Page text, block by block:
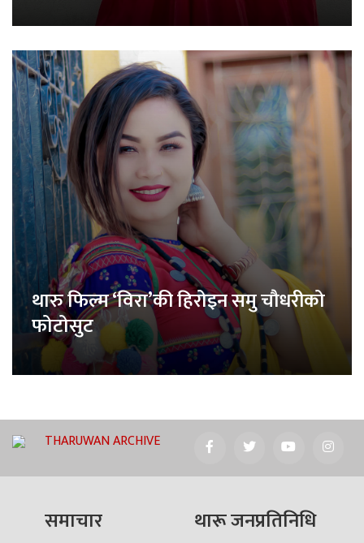
थारु फिल्म ‘विरा’की हिरोइन समु चौधरीको
फोटोसुट
THARUWAN ARCHIVE
समाचार थारू जनप्रतिनिधि